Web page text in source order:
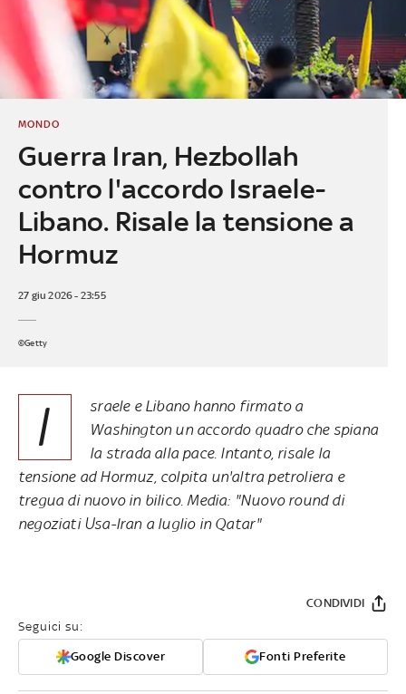
Guerra Iran, Hezbollah
contro l'accordo Israele-
Libano. Risale la tensione a
Hormuz
MONDO
27 giu 2026 - 23:55
©Getty
I
sraele e Libano hanno firmato a
Washington un accordo quadro che spiana
la strada alla pace. Intanto, risale la
tensione ad Hormuz, colpita un'altra petroliera e
tregua di nuovo in bilico. Media: "Nuovo round di
negoziati Usa-Iran a luglio in Qatar"
Seguici su:
Google Discover Fonti Preferite
CONDIVIDI